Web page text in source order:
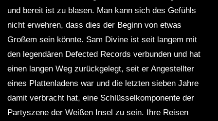
und bereit ist zu blasen. Man kann sich des Gefühls
nicht erwehren, dass dies der Beginn von etwas
Großem sein könnte. Sam Divine ist seit langem mit
den legendären Defected Records verbunden und hat
einen langen Weg zurückgelegt, seit er Angestellter
eines Plattenladens war und die letzten sieben Jahre
damit verbracht hat, eine Schlüsselkomponente der
Partyszene der Weißen Insel zu sein. Ihre Reisen